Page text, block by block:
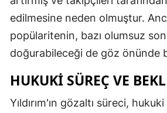
edilmesine neden olmuştur.
popülaritenin, bazı olumsuz
doğurabileceği de göz önünde
HUKUKI SÜREÇ VE
Yıldırım'ın gözaltı süreci,